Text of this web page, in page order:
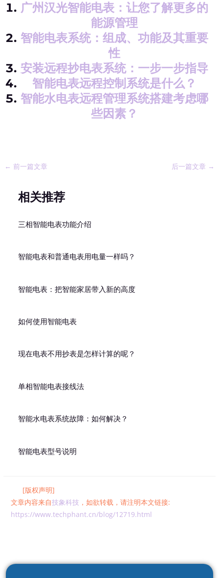
广州汉光智能电表：让您了解更多的
能源管理
智能电表系统：组成、功能及其重要
性
安装远程抄电表系统：一步一步指导
智能电表远程控制系统是什么？
智能水电表远程管理系统搭建考虑哪
些因素？
← 前一篇文章 后一篇文章 →
相关推荐
三相智能电表功能介绍
智能电表和普通电表用电量一样吗？
智能电表：把智能家居带入新的高度
如何使用智能电表
现在电表不用抄表是怎样计算的呢？
单相智能电表接线法
智能水电表系统故障：如何解决？
智能电表型号说明
[版权声明]
文章内容来自技象科技 ，如欲转载，请注明本文链接:
https://www.techphant.cn/blog/12719.html